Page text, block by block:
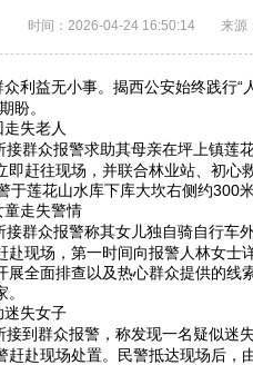
时间：2026-04-24 16:50:14 来源
利益无小事。揭西公安始终践行“
盼。
失老人
接群众报警求助其母亲在坪上镇莲
即赶往现场，并联合林业站、初心
于莲花山水库下库大坎右侧约300
童走失警情
接群众报警称其女儿独自骑自行车
赴现场，第一时间向报警人林女士
展全面排查以及热心群众提供的线
迷失女子
接到群众报警，称发现一名疑似迷
赶赴现场处置。民警抵达现场后，